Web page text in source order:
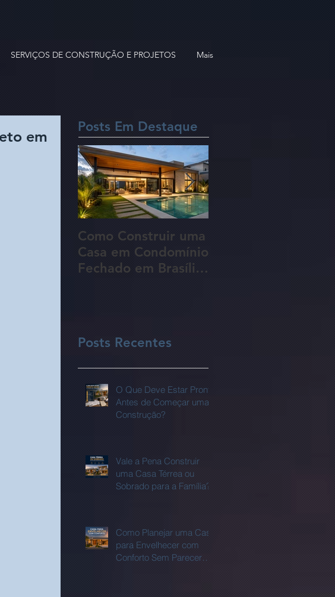
SERVIÇOS DE CONSTRUÇÃO E PROJETOS Mais
em
Posts Em Destaque
Como Construir uma
Casa em Condomínio
Fechado em Brasília:
Posts Recentes
O Que Deve Estar Pronto
Antes de Começar uma
Construção?
Vale a Pena Construir
uma Casa Térrea ou
Sobrado para a Família?
Como Planejar uma Casa
para Envelhecer com
Conforto Sem Parecer